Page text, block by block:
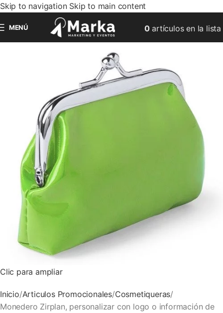
Skip to navigation Skip to main content
MENÚ 0artículosen la lista
Clic para ampliar
Inicio Articulos Promocionales Cosmetiqueras
Monedero Zirplan, personalizar con logo o información de